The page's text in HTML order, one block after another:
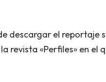
descargar el reportaje
revista «Perfiles» en